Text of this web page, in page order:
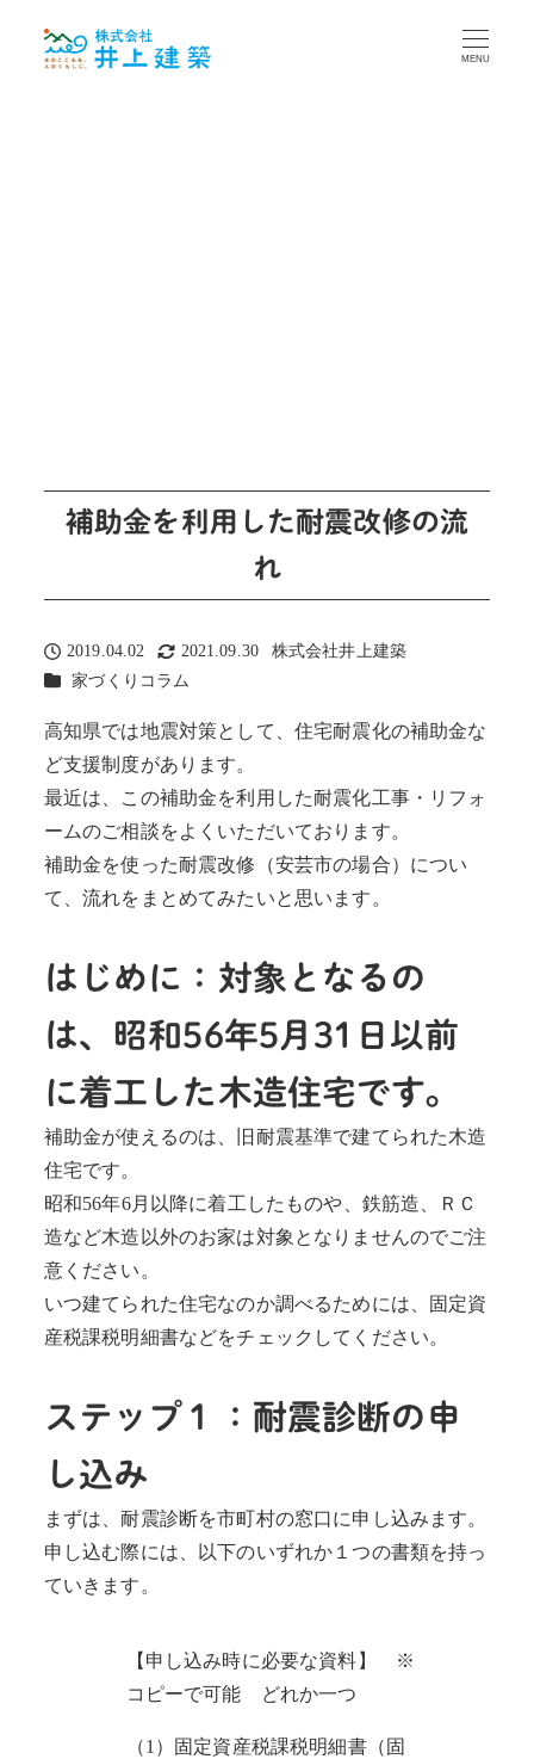
MENU
補助金を利用した耐震改修の流
れ
投稿日
2019.04.02
更新日
2021.09.30
著
株式会社井上建築
カテゴリー
家づくりコラム
高知県では地震対策として、住宅耐震化の補助金な
ど支援制度があります。
最近は、この補助金を利用した耐震化工事・リフォ
ームのご相談をよくいただいております。
補助金を使った耐震改修（安芸市の場合）につい
て、流れをまとめてみたいと思います。
はじめに：対象となるの
は、昭和56年5月31日以前
に着工した木造住宅です。
補助金が使えるのは、旧耐震基準で建てられた木造
住宅です。
昭和56年6月以降に着工したものや、鉄筋造、ＲＣ
造など木造以外のお家は対象となりませんのでご注
意ください。
いつ建てられた住宅なのか調べるためには、固定資
産税課税明細書などをチェックしてください。
ステップ１：耐震診断の申
し込み
まずは、耐震診断を市町村の窓口に申し込みます。
申し込む際には、以下のいずれか１つの書類を持っ
ていきます。
【申し込み時に必要な資料】 ※
コピーで可能 どれか一つ
（1）固定資産税課税明細書（固